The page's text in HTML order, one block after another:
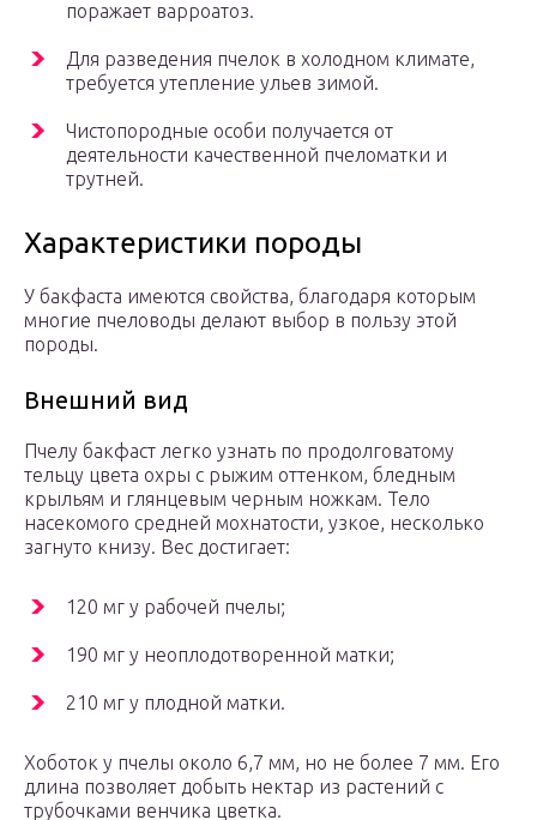
поражает варроатоз.
Для разведения пчелок в холодном климате,
требуется утепление ульев зимой.
Чистопородные особи получается от
деятельности качественной пчеломатки и
трутней.
Характеристики породы
У бакфаста имеются свойства, благодаря которым
многие пчеловоды делают выбор в пользу этой
породы.
Внешний вид
Пчелу бакфаст легко узнать по продолговатому
тельцу цвета охры с рыжим оттенком, бледным
крыльям и глянцевым черным ножкам. Тело
насекомого средней мохнатости, узкое, несколько
загнуто книзу. Вес достигает:
120 мг у рабочей пчелы;
190 мг у неоплодотворенной матки;
210 мг у плодной матки.
Хоботок у пчелы около 6,7 мм, но не более 7 мм. Его
длина позволяет добыть нектар из растений с
трубочками венчика цветка.